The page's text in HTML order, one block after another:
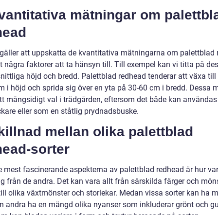
mätningar om
att uppskatta de kvantitativa mätningarna om palettblad
några faktorer att ta hänsyn till. Till exempel kan vi titta på
höjd och bredd. Palettblad redhead tenderar att växa till
i höjd och sprida sig över en yta på 30-60 cm i bredd. Dessa
mångsidigt val i trädgården, eftersom det både kan
eller som en ståtlig prydnadsbuske.
mellan olika palettblad
sorter
mest fascinerande aspekterna av palettblad redhead är hur
från de andra. Det kan vara allt från särskilda färger och
olika växtmönster och storlekar. Medan vissa sorter kan ha
andra ha en mängd olika nyanser som inkluderar grönt och